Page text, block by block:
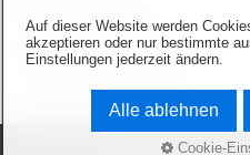
Prangergeschichten
Nachtwächtergeschichten
Auf dieser Website werden
akzeptieren oder nur bestimmte
Einstellungen jederzeit ändern.
Alle ablehnen
Cookie-